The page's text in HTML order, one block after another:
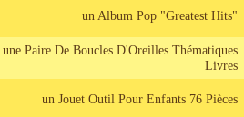
un Album Pop "Greatest Hits"
une Paire De Boucles D'Oreilles Thématiques
Livres
un Jouet Outil Pour Enfants 76 Pièces